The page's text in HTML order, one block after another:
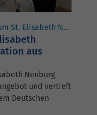
Elisabeth Neuburg
aus
Neuburg
und vertieft
Deutschen